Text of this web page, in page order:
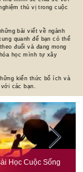
thú vị trong cuộc
bài viết về ngành
quanh để bạn có thể
đuổi và đang mong
học mình tự xây
kiến thức bổ ích và
các bạn.
Học Cuộc Sống